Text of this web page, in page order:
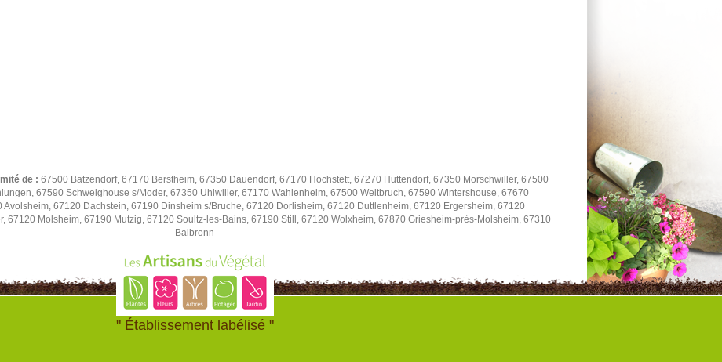
de : 67500 Batzendorf, 67170 Berstheim, 67350 Dauendorf, 67170 Hochstett, 67270 Huttendorf, 67350 Morschwiller, 67500
67590 Schweighouse s/Moder, 67350 Uhlwiller, 67170 Wahlenheim, 67500 Weitbruch, 67590 Wintershouse, 67670
Avolsheim, 67120 Dachstein, 67190 Dinsheim s/Bruche, 67120 Dorlisheim, 67120 Duttlenheim, 67120 Ergersheim, 67120
67120 Molsheim, 67190 Mutzig, 67120 Soultz-les-Bains, 67190 Still, 67120 Wolxheim, 67870 Griesheim-près-Molsheim, 67310
Balbronn
" Établissement labélisé "